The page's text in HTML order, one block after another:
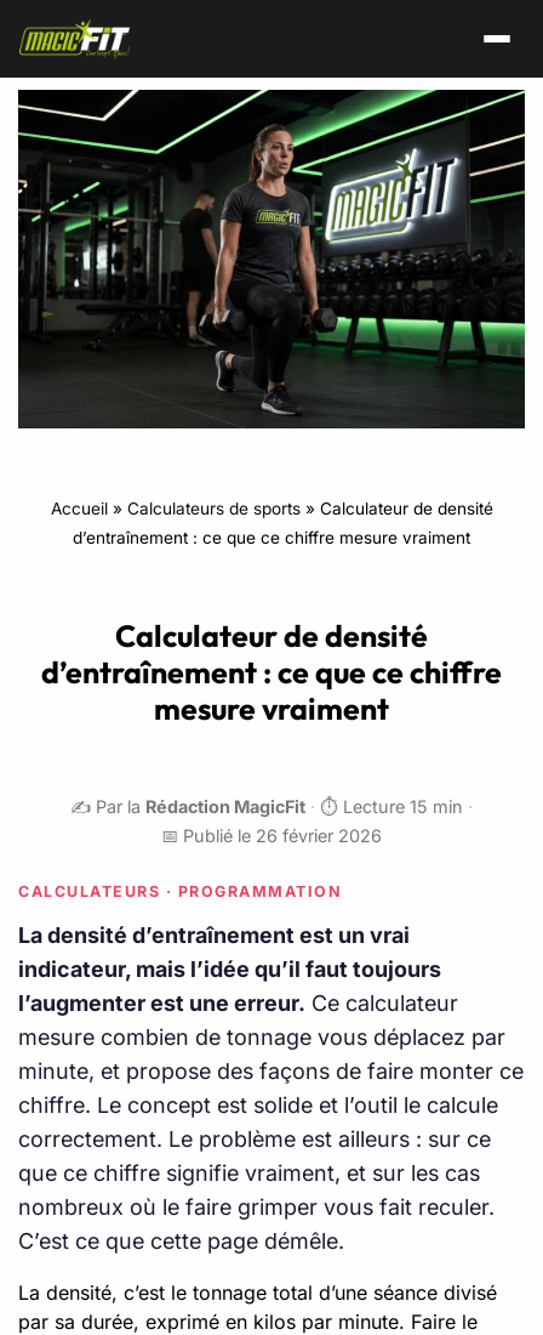
Accueil» Calculateurs de sports» Calculateur de densité
d’entraînement : ce que ce chiffre mesure vraiment
Calculateur de densité
d’entraînement : ce que ce chiffre
mesure vraiment
✍️ Par la Rédaction MagicFit · ⏱️ Lecture 15 min ·
📅 Publié le 26 février 2026
CALCULATEURS · PROGRAMMATION
La densité d’entraînement est un vrai
indicateur, mais l’idée qu’il faut toujours
l’augmenter est une erreur. Ce calculateur
mesure combien de tonnage vous déplacez par
minute, et propose des façons de faire monter ce
chiffre. Le concept est solide et l’outil le calcule
correctement. Le problème est ailleurs : sur ce
que ce chiffre signifie vraiment, et sur les cas
nombreux où le faire grimper vous fait reculer.
C’est ce que cette page démêle.
La densité, c’est le tonnage total d’une séance divisé
par sa durée, exprimé en kilos par minute. Faire le